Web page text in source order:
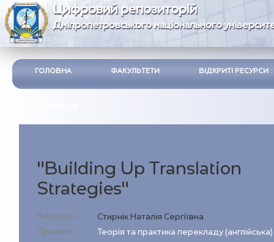
Цифровий репозиторій
Дніпропетровського національного
ГОЛОВНА ФАКУЛЬТЕТИ ВІДКРИТІ РЕСУРСИ
"Building Up Translation
Strategies"
Викладач: Стирнік Наталія Сергіївна
Предмет: Теорія та практика перекладу (англійська)